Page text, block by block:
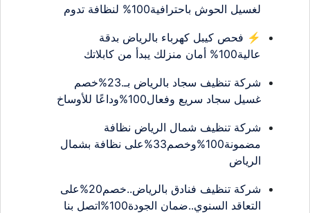
لغسيل الحوش باحترافية100% لنظافة تدوم
⚡ فحص كيبل كهرباء بالرياض بدقة
عالية100% أمان منزلك يبدأ من كابلاتك
شركة تنظيف سجاد بالرياض بـ.23%خصم
غسيل سجاد سريع وفعال100%وداعًا للأوساخ
شركة تنظيف شمال الرياض نظافة
مضمونة100%وخصم33%على نظافة بشمال
الرياض
شركة تنظيف فنادق بالرياض..خصم20%على
التعاقد السنوي..ضمان الجودة100%اتصل بنا